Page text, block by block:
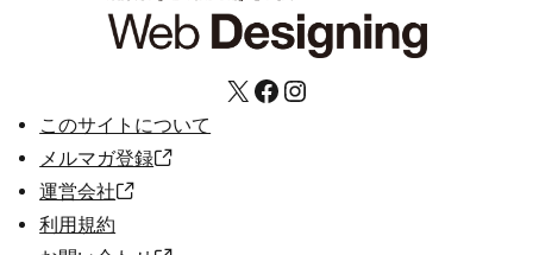
X Facebook Instagram
このサイトについて
メルマガ登録
運営会社
利用規約